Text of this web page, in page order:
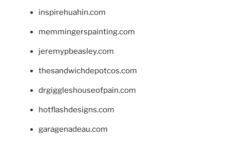
inspirehuahin.com
memmingerspainting.com
jeremypbeasley.com
thesandwichdepotcos.com
drgiggleshouseofpain.com
hotflashdesigns.com
garagenadeau.com